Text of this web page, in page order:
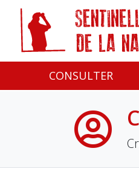
CONSULTER
Panneau de gestion des